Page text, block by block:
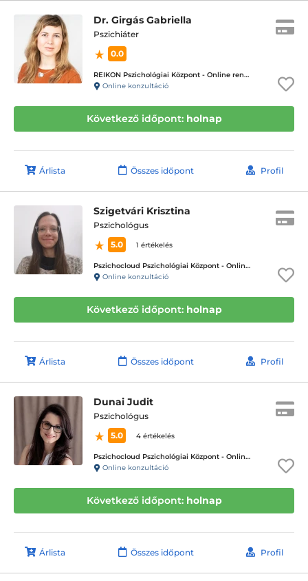
Dr. Girgás Gabriella
Pszichiáter
0.0
REIKON Pszichológiai Központ - Online rendelés
Online konzultáció
Következő időpont: holnap
Árlista Összes időpont Profil
Szigetvári Krisztina
Pszichológus
5.0
1 értékelés
Pszichocloud Pszichológiai Központ - Online ügyfélfogadás
Online konzultáció
Következő időpont: holnap
Árlista Összes időpont Profil
Dunai Judit
Pszichológus
5.0
4 értékelés
Pszichocloud Pszichológiai Központ - Online ügyfélfogadás
Online konzultáció
Következő időpont: holnap
Árlista Összes időpont Profil